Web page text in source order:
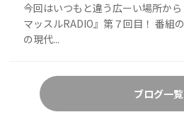
今回はいつもと違う広ーい場所か
マッスルRADIO』第７回目！ 番組
の現代...
ブログ一覧